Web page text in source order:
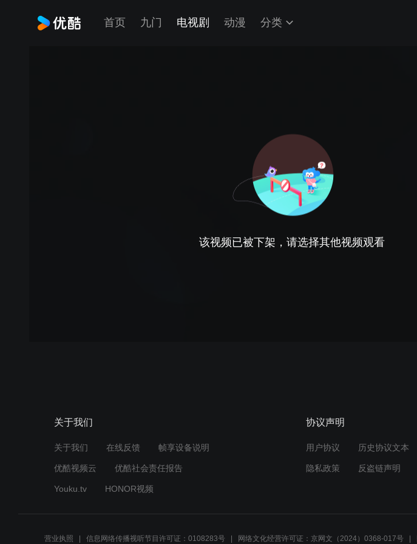
首页 九门 电视剧 动漫 分类
该视频已被下架，请选择其他视频观看
关于我们
关于我们 在线反馈 帧享设备说明
优酷视频云 优酷社会责任报告
Youku.tv HONOR视频
协议声明
用户协议 历史协议文本
隐私政策 反盗链声明
营业执照 信息网络传播视听节目许可证：0108283号 网络文化经营许可证：京网文（2024）0368-017号